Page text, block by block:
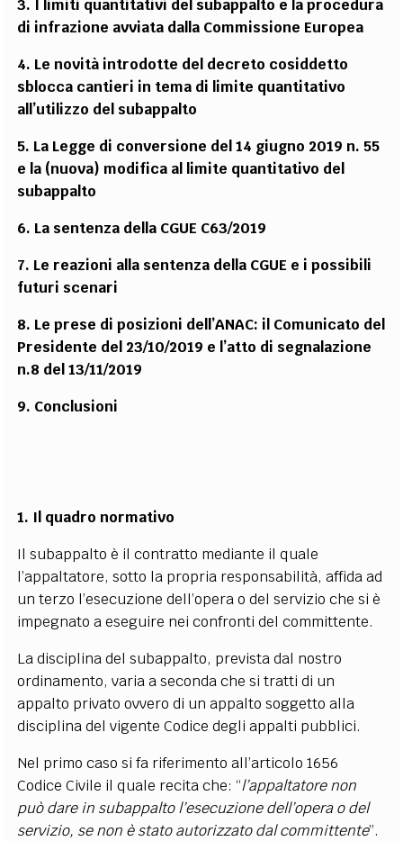
3. I limiti quantitativi del subappalto e la procedura
di infrazione avviata dalla Commissione Europea
4. Le novità introdotte del decreto cosiddetto
sblocca cantieri in tema di limite quantitativo
all’utilizzo del subappalto
5. La Legge di conversione del 14 giugno 2019 n. 55
e la (nuova) modifica al limite quantitativo del
subappalto
6. La sentenza della CGUE C63/2019
7. Le reazioni alla sentenza della CGUE e i possibili
futuri scenari
8. Le prese di posizioni dell’ANAC: il Comunicato del
Presidente del 23/10/2019 e l’atto di segnalazione
n.8 del 13/11/2019
9. Conclusioni
1. Il quadro normativo
Il subappalto è il contratto mediante il quale
l’appaltatore, sotto la propria responsabilità, affida ad
un terzo l’esecuzione dell’opera o del servizio che si è
impegnato a eseguire nei confronti del committente.
La disciplina del subappalto, prevista dal nostro
ordinamento, varia a seconda che si tratti di un
appalto privato ovvero di un appalto soggetto alla
disciplina del vigente Codice degli appalti pubblici.
Nel primo caso si fa riferimento all’articolo 1656
Codice Civile il quale recita che: “l’appaltatore non
può dare in subappalto l’esecuzione dell’opera o del
servizio, se non è stato autorizzato dal committente”.